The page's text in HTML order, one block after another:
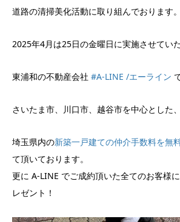
道路の清掃美化活動に取り組んでおります。
2025年4月は25日の金曜日に実施させてい
東浦和の不動産会社 #A-LINE /エーライン
さいたま市、川口市、越谷市を中心とした、
埼玉県内の新築一戸建ての仲介手数料を無
て頂いております。
更に A-LINE でご成約頂いた全てのお客様
レゼント！